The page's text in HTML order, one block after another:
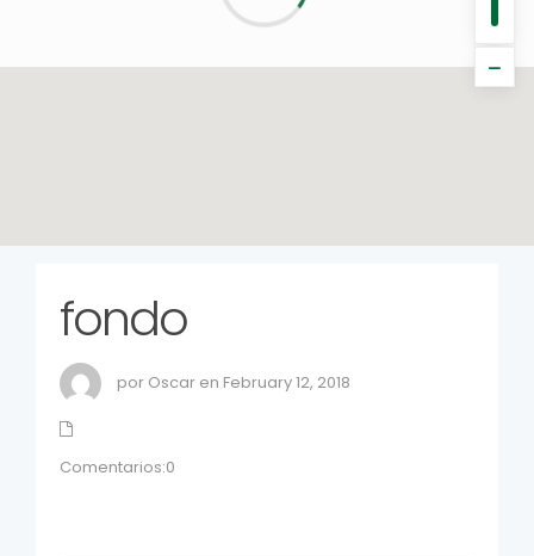
fondo
por Oscar en February 12, 2018
Comentarios:0